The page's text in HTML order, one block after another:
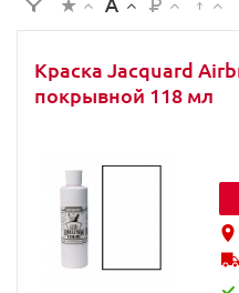
Краска Jacquard
покрывной 118 мл